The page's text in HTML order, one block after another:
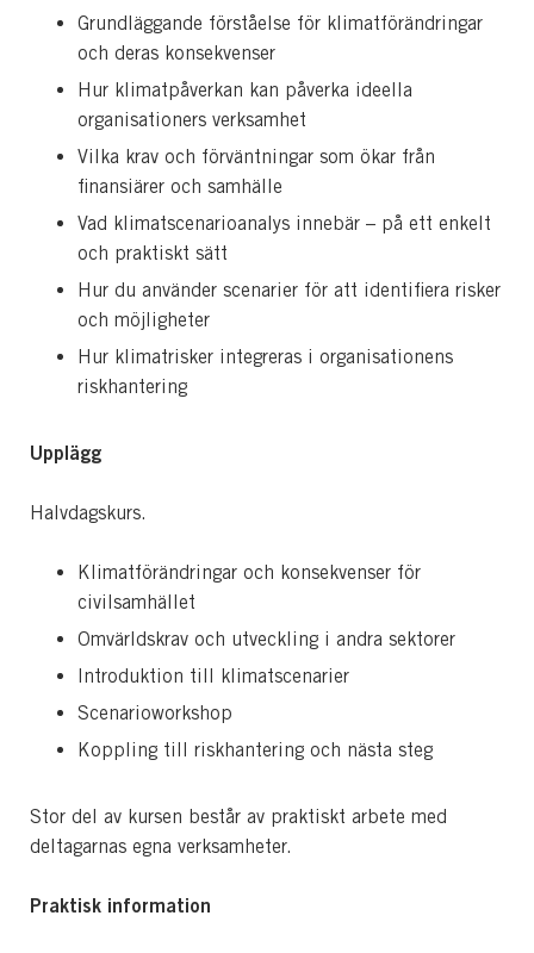
Grundläggande förståelse för klimatförändringar
och deras konsekvenser
Hur klimatpåverkan kan påverka ideella
organisationers verksamhet
Vilka krav och förväntningar som ökar från
finansiärer och samhälle
Vad klimatscenarioanalys innebär – på ett enkelt
och praktiskt sätt
Hur du använder scenarier för att identifiera risker
och möjligheter
Hur klimatrisker integreras i organisationens
riskhantering
Upplägg
Halvdagskurs.
Klimatförändringar och konsekvenser för
civilsamhället
Omvärldskrav och utveckling i andra sektorer
Introduktion till klimatscenarier
Scenarioworkshop
Koppling till riskhantering och nästa steg
Stor del av kursen består av praktiskt arbete med
deltagarnas egna verksamheter.
Praktisk information